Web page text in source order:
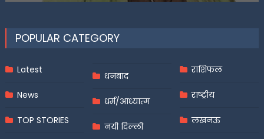
POPULAR CATEGORY
Latest
News
TOP STORIES
धनबाद
धर्म/आध्यात्म
नयी दिल्ली
राशिफल
राष्ट्रीय
लखनऊ